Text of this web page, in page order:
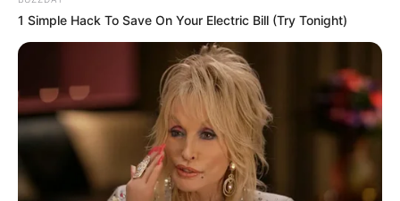
1 Simple Hack To Save On Your Electric Bill (Try Tonight)